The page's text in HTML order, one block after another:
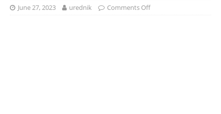
June 27, 2023 urednik Comments Off